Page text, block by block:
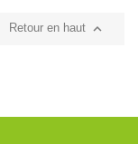
Retour en haut 